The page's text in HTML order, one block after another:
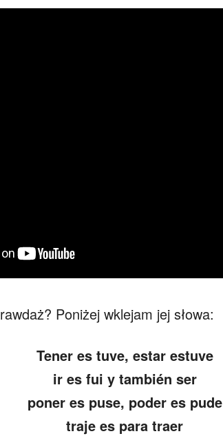
Poniżej wklejam jej słowa:
Tener es tuve, estar estuve
ir es fui y también ser
poner es puse, poder es pude
traje es para traer